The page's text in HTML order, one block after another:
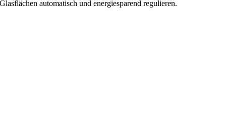
Glasflächen automatisch und energiesparend regulieren.